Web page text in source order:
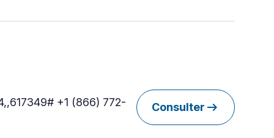
+1 (866) 772-
Consulter arrow_right_alt